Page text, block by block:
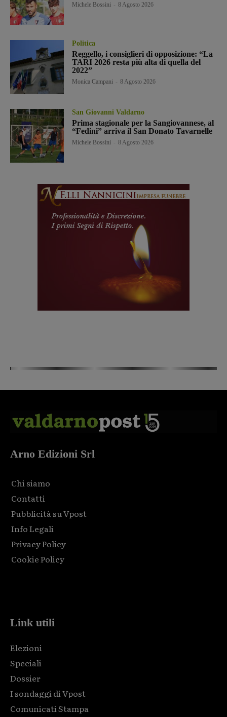
Michele Bossini 8 Agosto 2026
Politica
Reggello, i consiglieri di opposizione: “La
TARI 2026 resta più alta di quella del
2022”
Monica Campani 8 Agosto 2026
San Giovanni Valdarno
Prima stagionale per la Sangiovannese, al
“Fedini” arriva il San Donato Tavarnelle
Michele Bossini 8 Agosto 2026
Arno Edizioni Srl
Chi siamo
Contatti
Pubblicità su Vpost
Info Legali
Privacy Policy
Cookie Policy
Link utili
Elezioni
Speciali
Dossier
I sondaggi di Vpost
Comunicati Stampa